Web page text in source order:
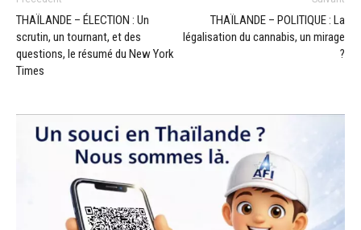
THAÏLANDE – ÉLECTION : Un
scrutin, un tournant, et des
questions, le résumé du New York
Times
THAÏLANDE – POLITIQUE : La
légalisation du cannabis, un mirage
?